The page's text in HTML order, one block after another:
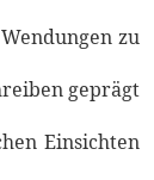
zu
geprägt
Einsichten